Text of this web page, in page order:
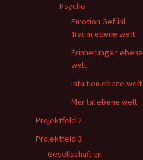
Psyche
Emotion Gefühl
Traum ebene welt
Erinnerungen ebene
welt
Intuition ebene welt
Mental ebene welt
Projektfeld 2
Projektfeld 3
Gesellschaft en